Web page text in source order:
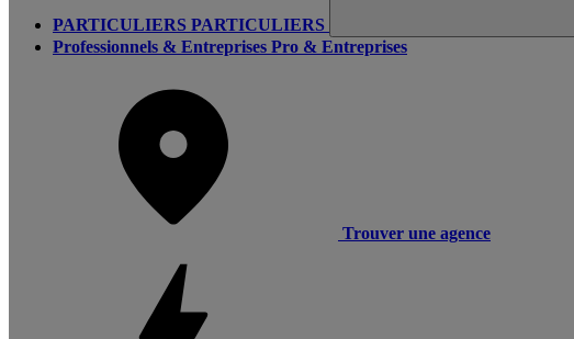
PARTICULIERS PARTICULIERS
Professionnels & Entreprises Pro & Entreprises
Trouver une agence